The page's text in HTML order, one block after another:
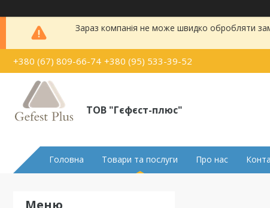
Зараз компанія не може швидко обробляти
+380 (67) 809-66-74 +380 (95) 533-39-52
ТОВ "Гєфєст-плюс"
Головна Товари та послуги Про нас